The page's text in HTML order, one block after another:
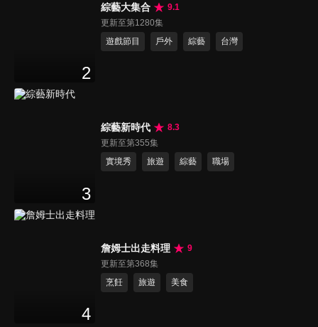
2
綜藝大集合
9.1
更新至第1280集
遊戲節目
戶外 綜藝 台灣
3
綜藝新時代
8.3
更新至第355集
實境秀
旅遊 綜藝 職場
4
詹姆士出走料理
9
更新至第368集
烹飪
旅遊 美食